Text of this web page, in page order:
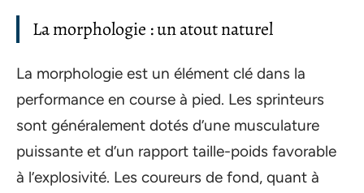
La morphologie : un atout naturel
La morphologie est un élément clé dans la
performance en course à pied. Les sprinteurs
sont généralement dotés d’une musculature
puissante et d’un rapport taille-poids favorable
à l’explosivité. Les coureurs de fond, quant à